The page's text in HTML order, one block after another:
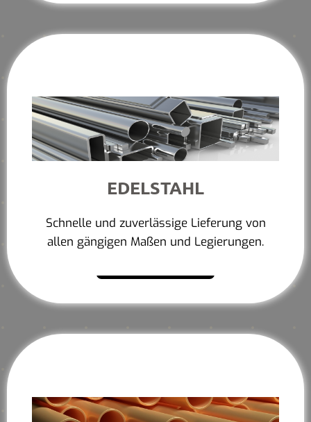
EDELSTAHL
Schnelle und zuverlässige Lieferung von
allen gängigen Maßen und Legierungen.